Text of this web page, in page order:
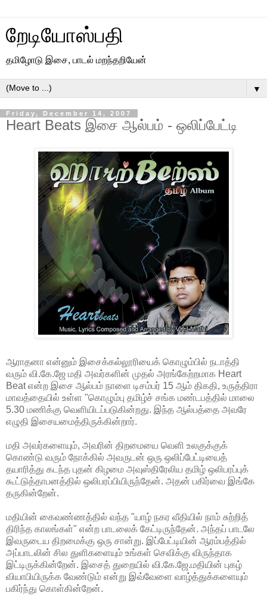
றேடியோஸ்பதி
தமிழோடு இசை, பாடல் மறந்தறியேன்
▼
Friday, December 14, 2007
Heart Beats இசை ஆல்பம் - ஒலிப்பேட்டி
ஆராதனா என்னும் இசைக்கல்லூரியைக் கொழும்பில் நடாத்தி
வரும் வி.கே.ஜே மதி அவர்களின் முதல் அரங்கேற்றமாக Heart
Beat என்ற இசை ஆல்பம் நாளை டிசம்பர் 15 ஆம் திகதி, உருத்திரா
மாவத்தையில் உள்ள "கொழும்பு தமிழ்ச் சங்க மண்டபத்தில் மாலை
5.30 மணிக்கு வெளியிடப்படுகின்றது. இந்த ஆல்பத்தை அவரே
எழுதி இசையமைத்திருக்கின்றார்.
மதி அவர்களையும், அவரின் திறமையை வெளி உலகுக்குக்
கொண்டு வரும் நோக்கில் அவருடன் ஒரு ஒலிப்பேட்டியைத்
தயாரித்து கடந்த புதன் கிழமை அவுஸ்திரேலிய தமிழ் ஒலிபரப்புக்
கூட்டுத்தாபனத்தில் ஒலிபரப்பியிருந்தேன். அதன் பகிர்வை இங்கே
தருகின்றேன்.
மதியின் கைவண்ணத்தில் வந்த "யாழ் நகர வீதியில் நாம் சுற்றித்
திரிந்த காலங்கள்" என்ற பாடலைக் கேட்டிருந்தேன். அந்தப் பாடலே
இவருடைய திறமைக்கு ஒரு சான்று. இப்பேட்டியின் ஆரம்பத்தில்
அப்பாடலின் சில துளிகளையும் உங்கள் செவிக்கு விருந்தாக
இட்டிருக்கின்றேன். இசைத் துறையில் வி.கே.ஜே.மதியின் புகழ்
வியாபியிருக்க வேண்டும் என்று இவ்வேளை வாழ்த்துக்களையும்
பகிர்ந்து கொள்கின்றேன்.